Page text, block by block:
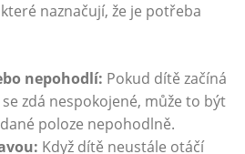
naznačují, že je potřeba
nepohodlí: Pokud dítě začíná
zdá nespokojené, může to být
poloze nepohodlně.
Když dítě neustále otáčí